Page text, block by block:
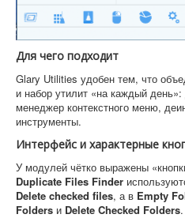
Для чего подходит
Glary Utilities удобен тем, что
и набор утилит «на каждый
менеджер контекстного меню,
инструменты.
Интерфейс и характерные
У модулей чётко выражены
Duplicate Files Finder
Delete checked files, а в Empty
Folders и Delete Checked Folders.